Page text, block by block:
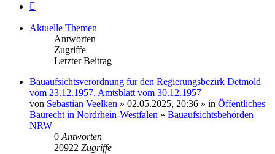
Aktuelle Themen
Antworten
Zugriffe
Letzter Beitrag
Bauaufsichtsverordnung für den Regierungsbezirk Detmold
vom 23.12.1957, Amtsblatt vom 30.12.1957
von Sebastian Veelken » 02.05.2025, 20:36 » in Öffentliches
Baurecht in Nordrhein-Westfalen » Bauaufsichtsbehörden
NRW
0Antworten
20922 Zugriffe